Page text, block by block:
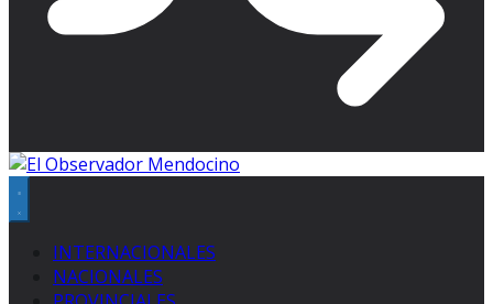
INTERNACIONALES
NACIONALES